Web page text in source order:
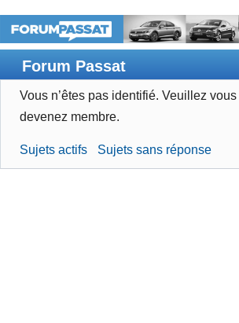
Forum Passat
Accueil
Devenir membre
Vous n’êtes pas identifié. Veuillez
devenez membre.
Sujets actifs Sujets sans réponse